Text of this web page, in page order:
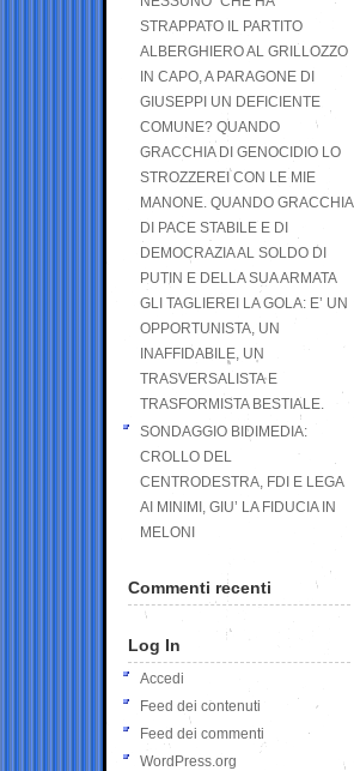
STRAPPATO IL PARTITO
ALBERGHIERO AL GRILLOZZO
IN CAPO, A PARAGONE DI
GIUSEPPI UN DEFICIENTE
COMUNE? QUANDO
GRACCHIA DI GENOCIDIO LO
STROZZEREI CON LE MIE
MANONE. QUANDO GRACCHIA
DI PACE STABILE E DI
DEMOCRAZIA AL SOLDO DI
PUTIN E DELLA SUA ARMATA
GLI TAGLIEREI LA GOLA: E’ UN
OPPORTUNISTA, UN
INAFFIDABILE, UN
TRASVERSALISTA E
TRASFORMISTA BESTIALE.
SONDAGGIO BIDIMEDIA:
CROLLO DEL
CENTRODESTRA, FDI E LEGA
AI MINIMI, GIU’ LA FIDUCIA IN
MELONI
Commenti recenti
Log In
Accedi
Feed dei contenuti
Feed dei commenti
WordPress.org